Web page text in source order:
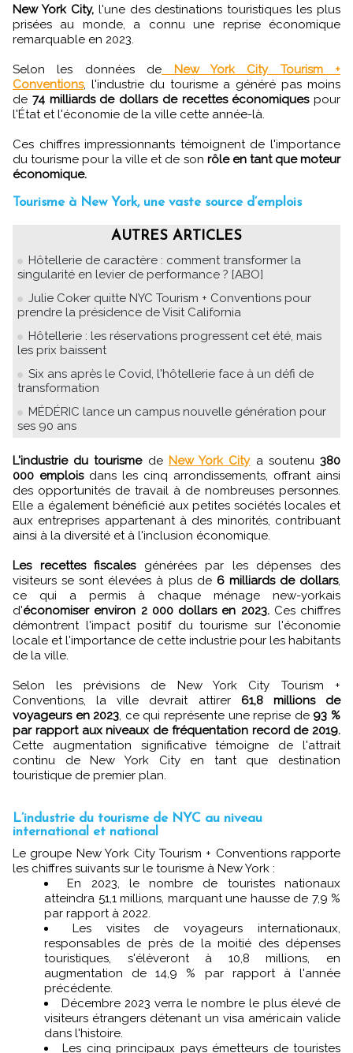
New York City,l'une des destinations touristiques les plus
prisées au monde, a connu une reprise économique
remarquable en 2023.
Selon les données de New York City Tourism +
Conventions, l'industrie du tourisme a généré pas moins
de 74 milliards de dollars de recettes économiquespour
l'État et l'économie de la ville cette année-là.
Ces chiffres impressionnants témoignent de l'importance
du tourisme pour la ville et de son rôle en tant que moteur
économique.
Tourisme à New York, une vaste source d’emplois
AUTRES ARTICLES
Hôtellerie de caractère : comment transformer la
singularité en levier de performance ? [ABO]
Julie Coker quitte NYC Tourism + Conventions pour
prendre la présidence de Visit California
Hôtellerie : les réservations progressent cet été, mais
les prix baissent
Six ans après le Covid, l'hôtellerie face à un défi de
transformation
MÉDÉRIC lance un campus nouvelle génération pour
ses 90 ans
L'industrie du tourismede New York Citya soutenu380
000 emploisdans les cinq arrondissements, offrant ainsi
des opportunités de travail à de nombreuses personnes.
Elle a également bénéficié aux petites sociétés locales et
aux entreprises appartenant à des minorités, contribuant
ainsi à la diversité et à l'inclusion économique.
Les recettes fiscalesgénérées par les dépenses des
visiteurs se sont élevées à plus de6 milliards de dollars,
ce qui a permis à chaque ménage new-yorkais
d'économiser environ 2 000 dollars en 2023.Ces chiffres
démontrent l'impact positif du tourisme sur l'économie
locale et l'importance de cette industrie pour les habitants
de la ville.
Selon les prévisions de New York City Tourism +
Conventions, la ville devrait attirer61,8 millions de
voyageurs en 2023, ce qui représente une reprise de 93 %
par rapport aux niveaux de fréquentation record de 2019.
Cette augmentation significative témoigne de l'attrait
continu de New York City en tant que destination
touristique de premier plan.
L’industrie du tourisme de NYC au niveau
international et national
Le groupe New York City Tourism + Conventions rapporte
les chiffres suivants sur le tourisme à New York :
En 2023, le nombre de touristes nationaux
atteindra 51,1 millions, marquant une hausse de 7,9 %
par rapport à 2022.
Les visites de voyageurs internationaux,
responsables de près de la moitié des dépenses
touristiques, s'élèveront à 10,8 millions, en
augmentation de 14,9 % par rapport à l'année
précédente.
Décembre 2023 verra le nombre le plus élevé de
visiteurs étrangers détenant un visa américain valide
dans l'histoire.
Les cinq principaux pays émetteurs de touristes